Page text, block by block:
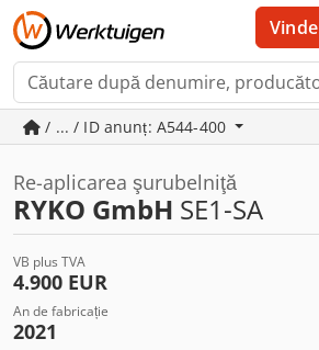
Vinde
/ ... / ID anunț: A544-400
Re-aplicarea şurubelniţă
RYKO GmbH SE1-SA
VB plus TVA
4.900 EUR
An de fabricație
2021